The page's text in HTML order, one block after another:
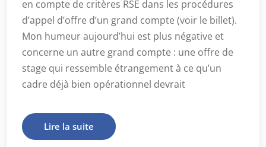
en compte de critères RSE dans les procédures
d’appel d’offre d’un grand compte (voir le billet).
Mon humeur aujourd’hui est plus négative et
concerne un autre grand compte : une offre de
stage qui ressemble étrangement à ce qu’un
cadre déjà bien opérationnel devrait
Lire la suite